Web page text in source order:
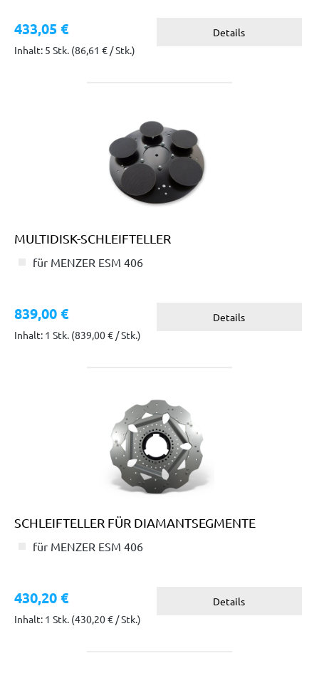
433,05 €
Inhalt: 5 Stk. (86,61 € / Stk.)
Details
MULTIDISK-SCHLEIFTELLER
für MENZER ESM 406
839,00 €
Inhalt: 1 Stk. (839,00 € / Stk.)
Details
SCHLEIFTELLER FÜR DIAMANTSEGMENTE
für MENZER ESM 406
430,20 €
Inhalt: 1 Stk. (430,20 € / Stk.)
Details